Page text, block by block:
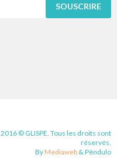
SOUSCRIRE
2016 © GLISPE. Tous les droits sont
réservés.
By Mediaweb & Pêndulo